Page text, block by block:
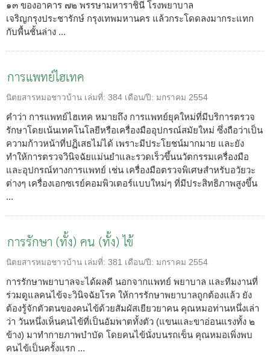
๑๓ ของอาคาร ๗๒ พรรษามหาราชินี โรงพยาบาล
เจริญกรุงประชารักษ์ กรุงเทพมหานคร แล้วกระโดดลงมากระแทก
กับพื้นชั้นล่าง ...
การแพทย์ไฮเทค
นิตยสารหมอชาวบ้าน เล่มที่: 384 เดือน/ปี: มกราคม 2554
คำว่า การแพทย์ไฮเทค หมายถึง การแพทย์ยุคใหม่ที่มีบริการตรวจ
รักษาโดยเน้นเทคโนโลยีหรือเครื่องมืออุปกรณ์สมัยใหม่ ซึ่งถือว่าเป็น
ความก้าวหน้าที่ปฏิเสธไม่ได้ เพราะมีประโยชน์มากมาย และยัง
ทำให้การตรวจวินิจฉัยแม่นยำและรวดเร็วขึ้นนวัตกรรมเครื่องมือ
และอุปกรณ์ทางการแพทย์ เช่น เครื่องมือตรวจพิเศษสำหรับอวัยวะ
ต่างๆ เครื่องเอกซเรย์คอมพิวเตอร์แบบใหม่ๆ ที่มีประสิทธิภาพสูงขึ้น
...
การรักษา (ทั้ง) คน (ทั้ง) ไข้
นิตยสารหมอชาวบ้าน เล่มที่: 381 เดือน/ปี: มกราคม 2554
การรักษาพยาบาลจะได้ผลดี นอกจากแพทย์ พยาบาล และทีมงานที่
ร่วมดูแลคนไข้จะวินิจฉัยโรค ให้การรักษาพยาบาลถูกต้องแล้ว ยัง
ต้องรู้จักตัวตนของคนไข้ด้วยสัมผัสเยียวยาคน คุณหมอท่านหนึ่งเล่า
ว่า วันหนึ่งเห็นคนไข้ที่เป็นอัมพาตทั้งตัว (แขนและขาอ่อนแรงทั้ง ๒
ข้าง) มาทำกายภาพบำบัด โดยคนไข้นั่งบนรถเข็น คุณหมอเพิ่งพบ
คนไข้เป็นครั้งแรก ...